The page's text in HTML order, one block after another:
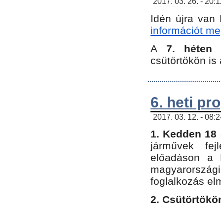
Idén újra van
információt
A 7. héten
csütörtökön is
6. heti
2017. 03. 12. -
1. Kedden 18
járművek
előadáson a
foglalkozás
2.